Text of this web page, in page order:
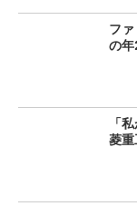
フ
の
「
菱重